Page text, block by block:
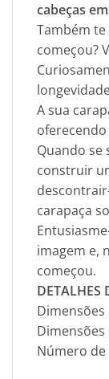
cabeças
Também
começou?
A sua
Quando se
construir
carapaça
imagem e,
começou.
DETALHES
Dimensões
Número de